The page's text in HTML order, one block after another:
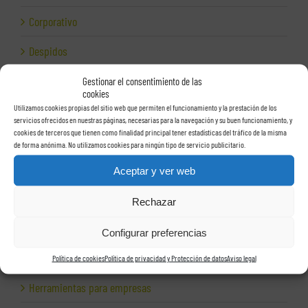
Gestionar el consentimiento de las
cookies
Utilizamos cookies propias del sitio web que permiten el funcionamiento y la prestación de los
servicios ofrecidos en nuestras páginas, necesarias para la navegación y su buen funcionamiento, y
cookies de terceros que tienen como finalidad principal tener estadísticas del tráfico de la misma
de forma anónima. No utilizamos cookies para ningún tipo de servicio publicitario.
Aceptar y ver web
Rechazar
Configurar preferencias
Política de cookiesPolítica de privacidad y Protección de datosAviso legal
Corporativo
Despidos
Dirección financiera
Empresas e Internet
Exportación
Herencias
Herramientas para empresas